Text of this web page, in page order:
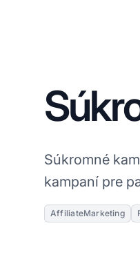
Súkromné
kampaní pre
AffiliateMarketing